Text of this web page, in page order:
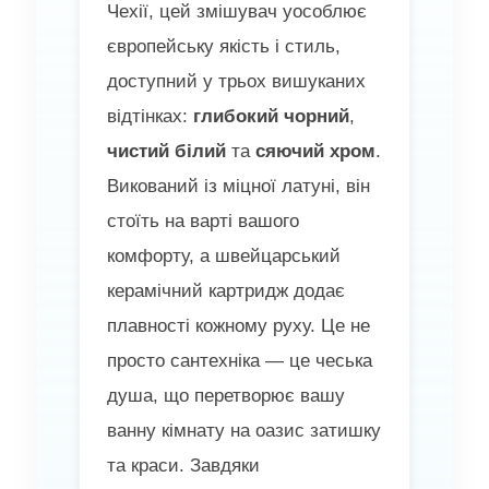
Чехії, цей змішувач уособлює
європейську якість і стиль,
доступний у трьох вишуканих
відтінках: глибокий чорний,
чистий білий та сяючий хром.
Викований із міцної латуні, він
стоїть на варті вашого
комфорту, а швейцарський
керамічний картридж додає
плавності кожному руху. Це не
просто сантехніка — це чеська
душа, що перетворює вашу
ванну кімнату на оазис затишку
та краси. Завдяки